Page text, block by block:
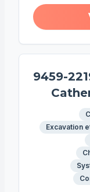
9459-
Excavation